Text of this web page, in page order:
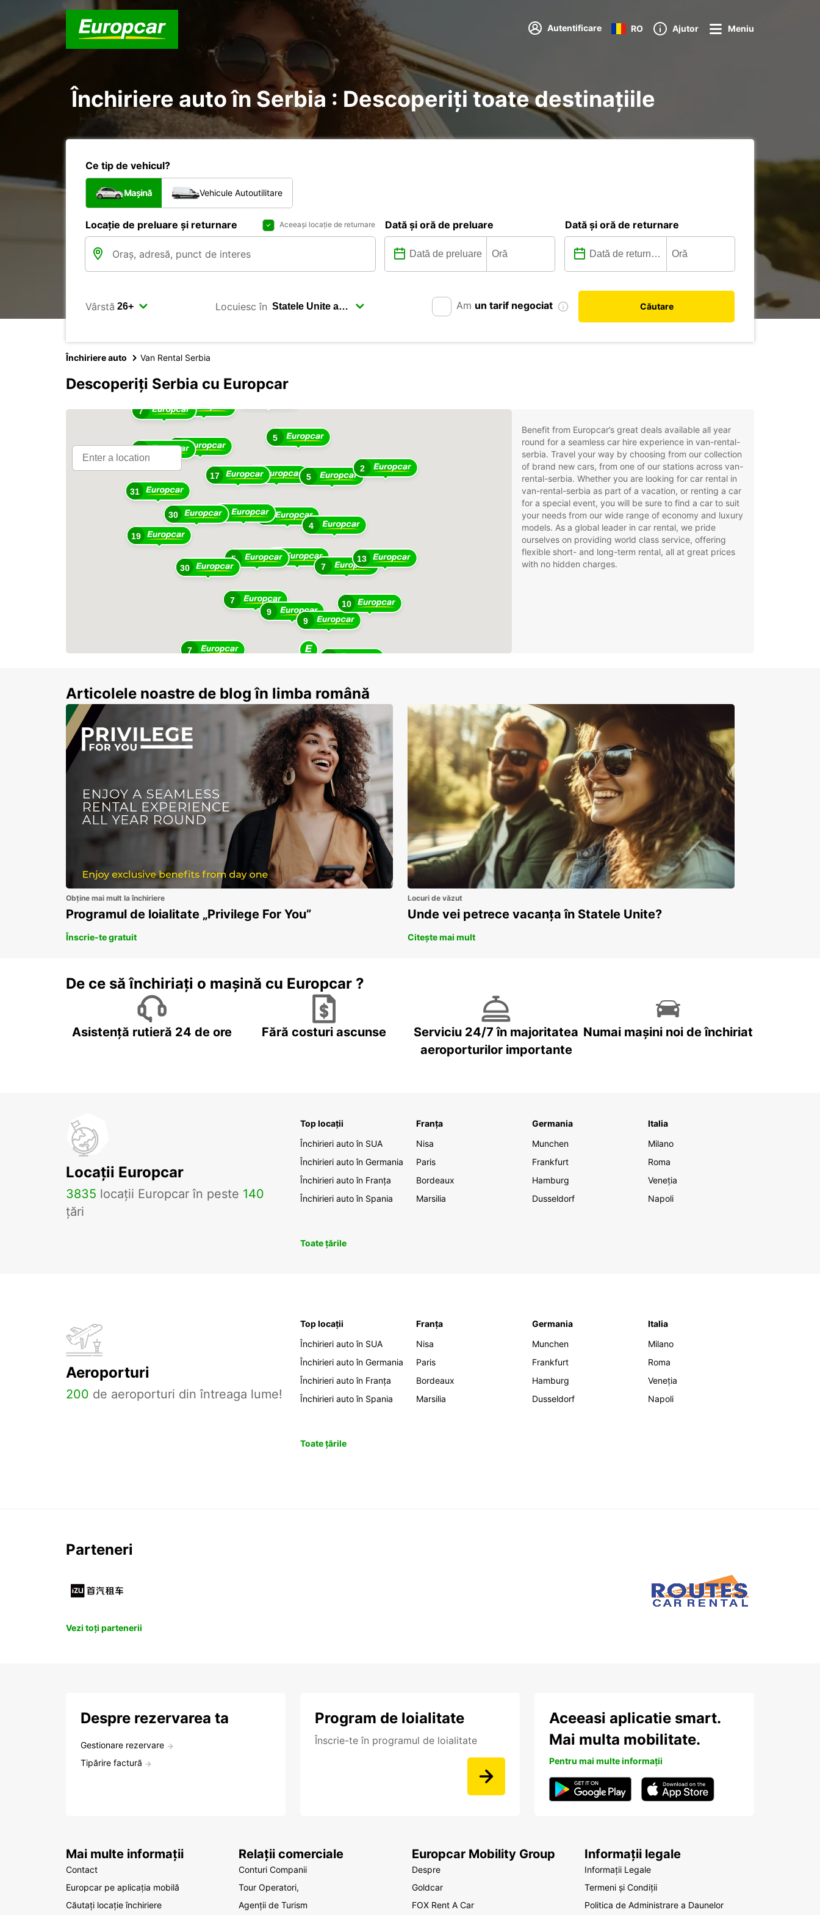
Autentificare RO Ajutor Meniu
Închiriere auto în Serbia : Descoperiți toate destinațiile
Ce tip de vehicul?
Mașină Vehicule Autoutilitare
Locație de preluare și returnare Aceeași locație de returnare Dată și oră de preluare Dată și oră de returnare
Vârstă Locuiesc în Am un tarif negociat Căutare
Închiriere auto Van Rental Serbia
Descoperiți Serbia cu Europcar
26
16
5
4
8
13 5
7
17
7
9
5
30
30
13
9
2
10
11
19
31
11
7
7
Benefit from Europcar’s great deals available all year
round for a seamless car hire experience in van-rental-
serbia. Travel your way by choosing from our collection
of brand new cars, from one of our stations across van-
rental-serbia. Whether you are looking for car rental in
van-rental-serbia as part of a vacation, or renting a car
for a special event, you will be sure to find a car to suit
your needs from our wide range of economy and luxury
models. As a global leader in car rental, we pride
ourselves on providing world class service, offering
flexible short- and long-term rental, all at great prices
with no hidden charges.
Articolele noastre de blog în limba română
Obține mai mult la închiriere
Programul de loialitate „Privilege For You”
Înscrie-te gratuit
Locuri de văzut
Unde vei petrece vacanța în Statele Unite?
Citește mai mult
De ce să închiriați o mașină cu Europcar ?
Asistență rutieră 24 de ore Fără costuri ascunse
Serviciu 24/7 în majoritatea
aeroporturilor importante
Numai mașini noi de închiriat
Locații Europcar
3835 locații Europcar în peste 140
țări
Top locații
Închirieri auto în SUA
Închirieri auto în Germania
Închirieri auto în Franța
Închirieri auto în Spania
Franța
Nisa
Paris
Bordeaux
Marsilia
Germania
Munchen
Frankfurt
Hamburg
Dusseldorf
Italia
Milano
Roma
Veneția
Napoli
Toate țările
Aeroporturi
200 de aeroporturi din întreaga lume!
Top locații
Închirieri auto în SUA
Închirieri auto în Germania
Închirieri auto în Franța
Închirieri auto în Spania
Franța
Nisa
Paris
Bordeaux
Marsilia
Germania
Munchen
Frankfurt
Hamburg
Dusseldorf
Italia
Milano
Roma
Veneția
Napoli
Toate țările
Parteneri
Vezi toți partenerii
Despre rezervarea ta
Gestionare rezervare
Tipărire factură
Program de loialitate
Înscrie-te în programul de loialitate
Aceeasi aplicatie smart.
Mai multa mobilitate.
Pentru mai multe informații
Mai multe informații
Contact
Europcar pe aplicația mobilă
Căutați locație închiriere
Relații comerciale
Conturi Companii
Tour Operatori,
Agenții de Turism
Europcar Mobility Group
Despre
Goldcar
FOX Rent A Car
Informații legale
Informații Legale
Termeni și Condiții
Politica de Administrare a Daunelor